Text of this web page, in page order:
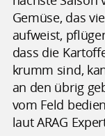
Gemüse, das
aufweist,
dass die
krumm sind,
an den übrig
vom Feld
laut ARAG